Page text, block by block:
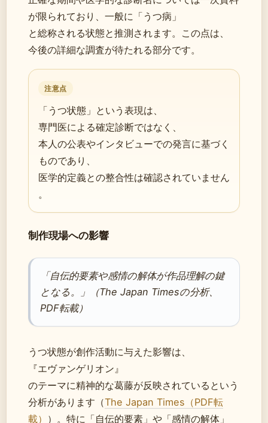
が限られており、一般に「うつ病」
と総称される状態と推測されます。この点は、
今後の詳細な調査が待たれる部分です。
注意点
「うつ状態」という表現は、
専門医による確定診断ではなく、
本人の公表やインタビューでの発言に基づく
ものであり、
医学的定義との整合性は確認されていません
。
制作現場への影響
「自伝的要素や感情の解体が作品理解の鍵
となる。」（The Japan Timesの分析、
PDF転載）
うつ状態が創作活動に与えた影響は、
『エヴァンゲリオン』
のテーマに精神的な葛藤が反映されているという
分析があります（The Japan Times（PDF転
載） ）。特に「自伝的要素」や「感情の解体」